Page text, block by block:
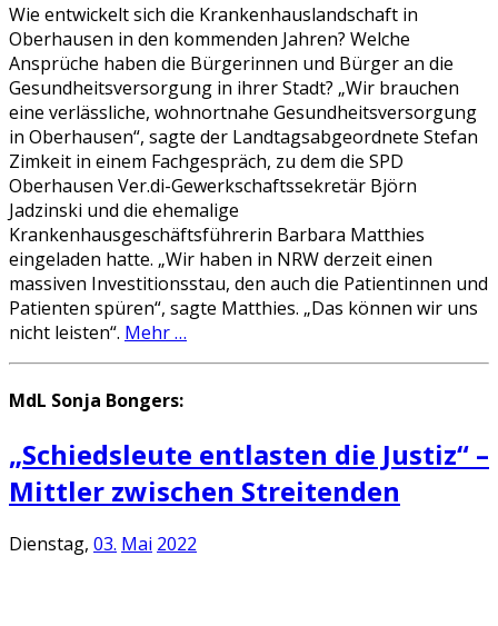
Wie entwickelt sich die Krankenhauslandschaft in
Oberhausen in den kommenden Jahren? Welche
Ansprüche haben die Bürgerinnen und Bürger an die
Gesundheitsversorgung in ihrer Stadt? „Wir brauchen
eine verlässliche, wohnortnahe Gesundheitsversorgung
in Oberhausen“, sagte der Landtagsabgeordnete Stefan
Zimkeit in einem Fachgespräch, zu dem die SPD
Oberhausen Ver.di-Gewerkschaftssekretär Björn
Jadzinski und die ehemalige
Krankenhausgeschäftsführerin Barbara Matthies
eingeladen hatte. „Wir haben in NRW derzeit einen
massiven Investitionsstau, den auch die Patientinnen und
Patienten spüren“, sagte Matthies. „Das können wir uns
nicht leisten“. Mehr …
MdL Sonja Bongers:
„Schiedsleute entlasten die Justiz“ –
Mittler zwischen Streitenden
Dienstag, 03. Mai 2022